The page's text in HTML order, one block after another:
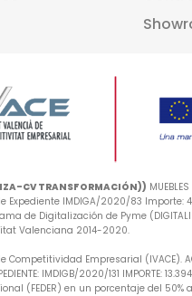
CV TRANSFORMACIÓN))
de Expediente IMDIGA/2020/
de Digitalización de Pyme
Valenciana 2014-2020.
Empresarial (IVACE).
EXPEDIENTE: IMDIGB/2020/131
(FEDER) en un porcentaje del